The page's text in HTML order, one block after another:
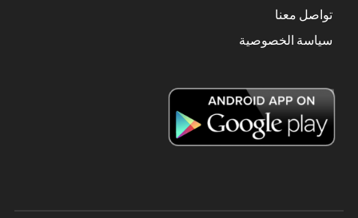
تواصل معنا
سياسة الخصوصية